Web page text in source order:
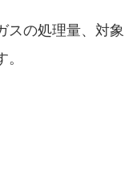
スの処理量、対